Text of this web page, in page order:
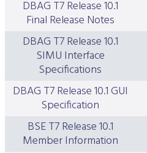
DBAG T7 Release 10.1
Final Release Notes
DBAG T7 Release 10.1
SIMU Interface
Specifications
DBAG T7 Release 10.1 GUI
Specification
BSE T7 Release 10.1
Member Information